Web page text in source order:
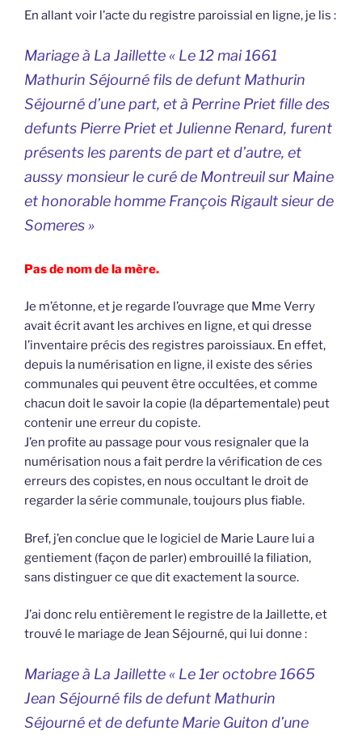
En allant voir l’acte du registre paroissial en ligne, je lis :
Mariage à La Jaillette « Le 12 mai 1661
Mathurin Séjourné fils de defunt Mathurin
Séjourné d’une part, et à Perrine Priet fille des
defunts Pierre Priet et Julienne Renard, furent
présents les parents de part et d’autre, et
aussy monsieur le curé de Montreuil sur Maine
et honorable homme François Rigault sieur de
Someres »
Pas de nom de la mère.
Je m’étonne, et je regarde l’ouvrage que Mme Verry
avait écrit avant les archives en ligne, et qui dresse
l’inventaire précis des registres paroissiaux. En effet,
depuis la numérisation en ligne, il existe des séries
communales qui peuvent être occultées, et comme
chacun doit le savoir la copie (la départementale) peut
contenir une erreur du copiste.
J’en profite au passage pour vous resignaler que la
numérisation nous a fait perdre la vérification de ces
erreurs des copistes, en nous occultant le droit de
regarder la série communale, toujours plus fiable.
Bref, j’en conclue que le logiciel de Marie Laure lui a
gentiement (façon de parler) embrouillé la filiation,
sans distinguer ce que dit exactement la source.
J’ai donc relu entièrement le registre de la Jaillette, et
trouvé le mariage de Jean Séjourné, qui lui donne :
Mariage à La Jaillette « Le 1er octobre 1665
Jean Séjourné fils de defunt Mathurin
Séjourné et de defunte Marie Guiton d’une